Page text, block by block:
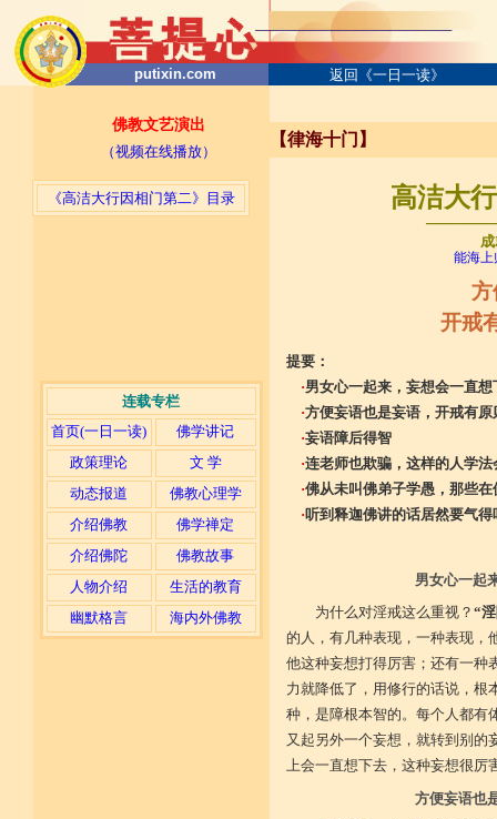
《高洁大行因相门第二》目录
putixin.com 返回《一日一读》
佛教文艺演出
（视频在线播放）
连载专栏
首页(一日一读)
佛学讲记
政策理论
文 学
动态报道
佛教心理学
介绍佛教
佛学禅定
介绍佛陀
佛教故事
人物介绍
生活的教育
幽默格言
海内外佛教
【律海十门】
高洁大
能海上
方
开戒
提要：
·男女心一起来，妄想会一直
·方便妄语也是妄语，开戒有
·妄语障后得智
·连老师也欺骗，这样的人学法
·佛从未叫佛弟子学愚，那些
·听到释迦佛讲的话居然要气
男女心一起
为什么对淫戒这么重视？ “
的人，有几种表现，一种表现，
他这种妄想打得厉害；还有一种
力就降低了，用修行的话说，根
种，是障根本智的。每个人都有
又起另外一个妄想，就转到别的
上会一直想下去，这种妄想很厉
方便妄语也